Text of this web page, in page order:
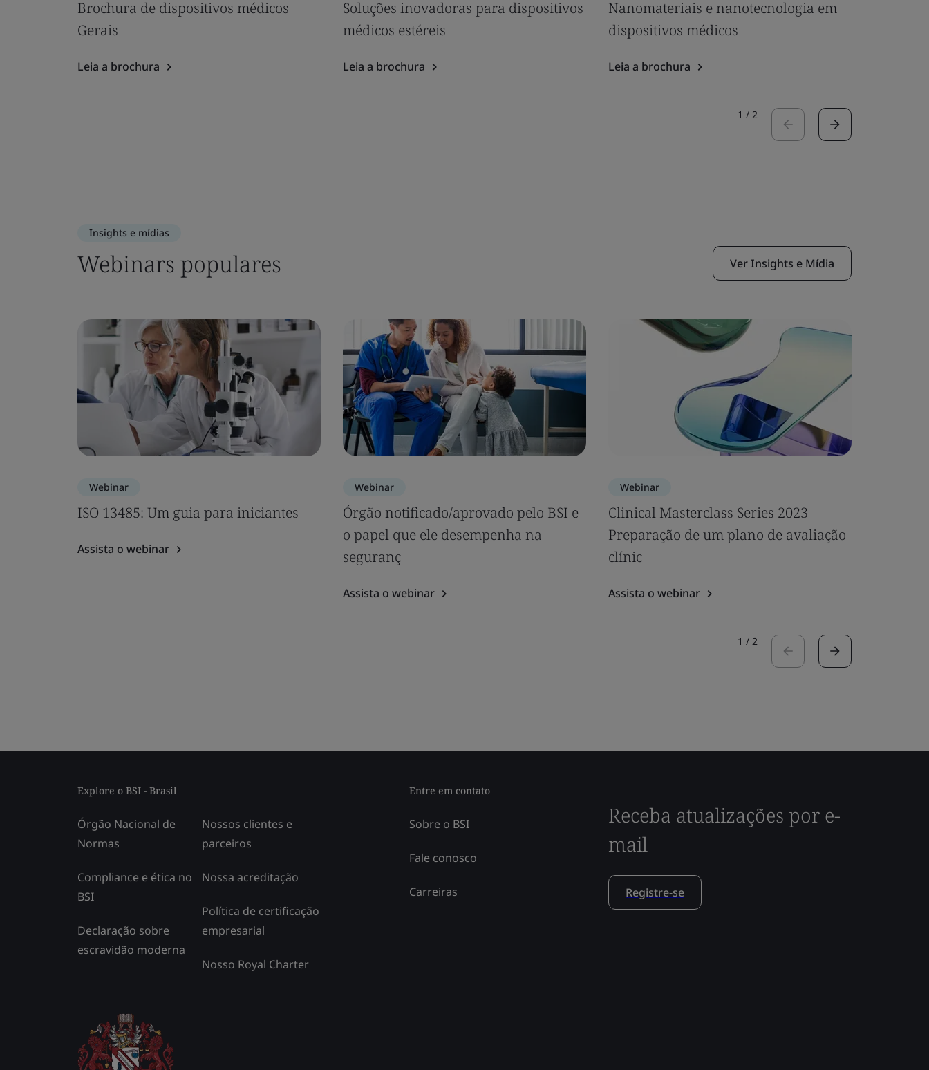
Brochura de dispositivos médicos
Gerais
Leia a brochura
Soluções inovadoras para dispositivos
médicos estéreis
Leia a brochura
Nanomateriais e nanotecnologia em
dispositivos médicos
Leia a brochura
1 / 2
Insights e mídias
Webinars populares Ver Insights e Mídia
Webinar
ISO 13485: Um guia para iniciantes
Assista o webinar
Webinar
Órgão notificado/aprovado pelo BSI e
o papel que ele desempenha na
seguranç
Assista o webinar
Webinar
Clinical Masterclass Series 2023
Preparação de um plano de avaliação
clínic
Assista o webinar
1 / 2
Explore o BSI - Brasil
Órgão Nacional de
Normas
Compliance e ética no
BSI
Declaração sobre
escravidão moderna
Nossos clientes e
parceiros
Nossa acreditação
Política de certificação
empresarial
Nosso Royal Charter
Entre em contato
Sobre o BSI
Fale conosco
Carreiras
Receba atualizações por e-
mail
Registre-se